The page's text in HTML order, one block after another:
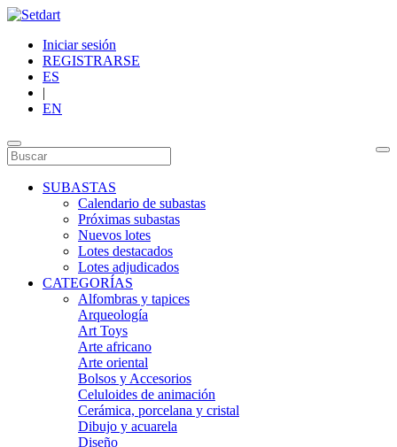
Iniciar sesión
REGISTRARSE
ES
|
EN
SUBASTAS
Calendario de subastas
Próximas subastas
Nuevos lotes
Lotes destacados
Lotes adjudicados
CATEGORÍAS
Alfombras y tapices
Arqueología
Art Toys
Arte africano
Arte oriental
Bolsos y Accesorios
Celuloides de animación
Cerámica, porcelana y cristal
Dibujo y acuarela
Diseño